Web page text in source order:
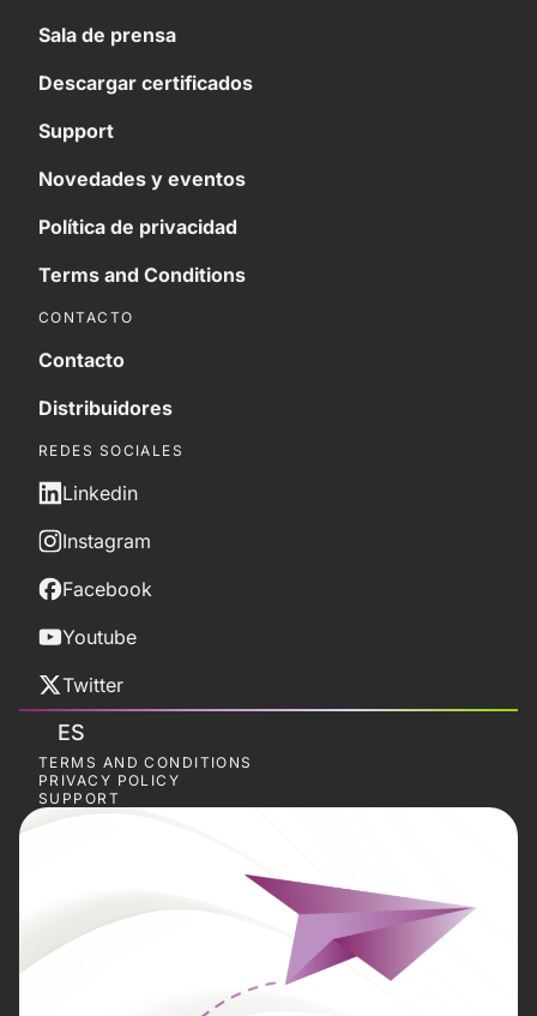
Sala de prensa
Descargar certificados
Support
Novedades y eventos
Política de privacidad
Terms and Conditions
CONTACTO
Contacto
Distribuidores
REDES SOCIALES
Linkedin
Instagram
Facebook
Youtube
Twitter
ES
TERMS AND CONDITIONS
PRIVACY POLICY
SUPPORT